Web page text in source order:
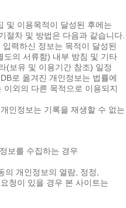
및 이용목적이 달성된 후에는
절차 및 방법은 다음과 같습니다.
력하신 정보는 목적이 달성된
도의 서류함) 내부 방침 및 기타
(보유 및 이용기간 참조) 일정
로 옮겨진 개인정보는 법률에
외의 다른 목적으로 이용되지
인정보는 기록을 재생할 수 없는
보를 수집하는 경우
의 개인정보의 열람, 정정,
청이 있을 경우 본 사이트는